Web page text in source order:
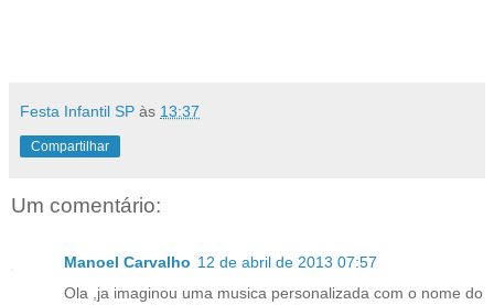
Festa Infantil SP às 13:37
Compartilhar
Um comentário:
Manoel Carvalho 12 de abril de 2013 07:57
Ola ,ja imaginou uma musica personalizada com o nome do